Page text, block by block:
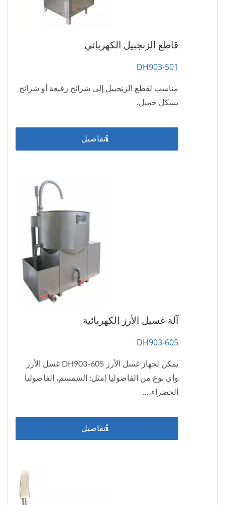
قاطع الزنجبيل الكهربائي
DH903-501
مناسب لقطع الزنجبيل إلى شرائح رفيعة أو شرائح
بشكل جميل.
تفاصيل
آلة غسيل الأرز الكهربائية
DH903-605
يمكن لجهاز غسل الأرز DH903-605 غسل الأرز
وأي نوع من الفاصوليا (مثل: السمسم، الفاصوليا
الخضراء،...
تفاصيل